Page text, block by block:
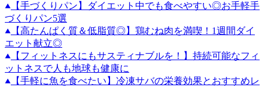
【手づくりパン】ダイエット中でも食べやすい◎お手軽手
づくりパン5選
【高たんぱく質＆低脂質◎】鶏むね肉を満喫！1週間ダイ
エット献立◎
【フィットネスにもサスティナブルを！】持続可能なフィ
ットネスで人も地球も健康に
【手軽に魚を食べたい】冷凍サバの栄養効果とおすすめレ